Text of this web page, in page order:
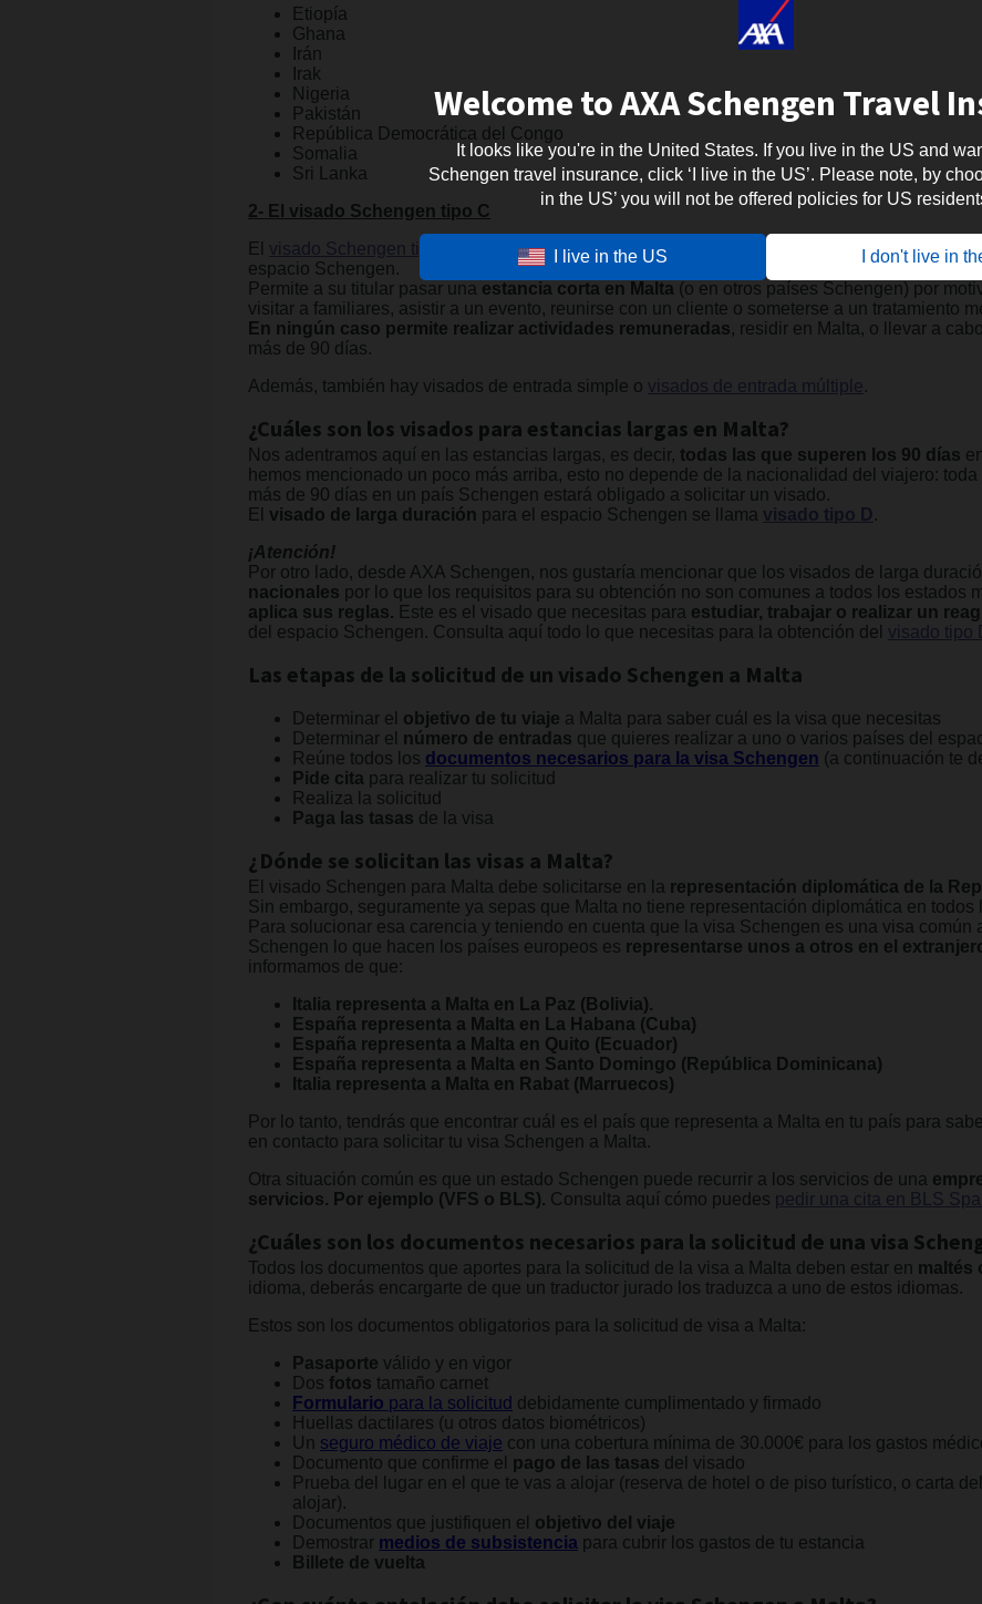
Welcome to AXA Schengen Travel
It looks like you're in the United States. If you live in the US and
Schengen travel insurance, click ‘I live in the US’. Please note, by
in the US’ you will not be offered policies for US
I live in the US I don't live in
Etiopía
Ghana
Irán
Irak
Nigeria
Pakistán
República Democrática del Congo
Somalia
Sri Lanka
2- El visado Schengen tipo C
El visado Schengen tipo C es, sin lugar a dudas, elvisado más solicitado por los turistas
espacio Schengen.
Permite a su titular pasar una estancia corta en Malta (o en otros países Schengen) por
visitar a familiares, asistir a un evento, reunirse con un cliente o someterse a un tratamiento
En ningún caso permite realizar actividades remuneradas, residir en Malta, o llevar a
más de 90 días.
Además, también hay visados de entrada simple o visados de entrada múltiple.
¿Cuáles son los visados para estancias largas en Malta?
Nos adentramos aquí en las estancias largas, es decir, todas las que superen los 90 días
hemos mencionado un poco más arriba, esto no depende de la nacionalidad del viajero:
más de 90 días en un país Schengen estará obligado a solicitar un visado.
El visado de larga duración para el espacio Schengen se llama visado tipo D .
¡Atención!
Por otro lado, desde AXA Schengen, nos gustaría mencionar que los visados de larga
nacionales por lo que los requisitos para su obtención no son comunes a todos los estados
aplica sus reglas. Este es el visado que necesitas para estudiar, trabajar o realizar un
del espacio Schengen. Consulta aquí todo lo que necesitas para la obtención del visado tipo
Las etapas de la solicitud de un visado Schengen a Malta
Determinar el objetivo de tu viaje a Malta para saber cuál es la visa que necesitas
Determinar el número de entradas que quieres realizar a uno o varios países del
Reúne todos los documentos necesarios para la visa Schengen (a continuación te
Pide cita para realizar tu solicitud
Realiza la solicitud
Paga las tasas de la visa
¿Dónde se solicitan las visas a Malta?
El visado Schengen para Malta debe solicitarse en la representación diplomática de la
Sin embargo, seguramente ya sepas que Malta no tiene representación diplomática en
Para solucionar esa carencia y teniendo en cuenta que la visa Schengen es una visa común
Schengen lo que hacen los países europeos es representarse unos a otros en el
informamos de que:
Italia representa a Malta en La Paz (Bolivia).
España representa a Malta en La Habana (Cuba)
España representa a Malta en Quito (Ecuador)
España representa a Malta en Santo Domingo (República Dominicana)
Italia representa a Malta en Rabat (Marruecos)
Por lo tanto, tendrás que encontrar cuál es el país que representa a Malta en tu país para
en contacto para solicitar tu visa Schengen a Malta.
Otra situación común es que un estado Schengen puede recurrir a los servicios de una
servicios. Por ejemplo (VFS o BLS). Consulta aquí cómo puedes pedir una cita en BLS
¿Cuáles son los documentos necesarios para la solicitud de una visa
Todos los documentos que aportes para la solicitud de la visa a Malta deben estar en maltés
idioma, deberás encargarte de que un traductor jurado los traduzca a uno de estos idiomas.
Estos son los documentos obligatorios para la solicitud de visa a Malta:
Pasaporte válido y en vigor
Dos fotos tamaño carnet
Formulario para la solicitud debidamente cumplimentado y firmado
Huellas dactilares (u otros datos biométricos)
Un seguro médico de viaje con una cobertura mínima de 30.000€ para los gastos
Documento que confirme el pago de las tasas del visado
Prueba del lugar en el que te vas a alojar (reserva de hotel o de piso turístico, o carta
alojar).
Documentos que justifiquen el objetivo del viaje
Demostrar medios de subsistencia para cubrir los gastos de tu estancia
Billete de vuelta